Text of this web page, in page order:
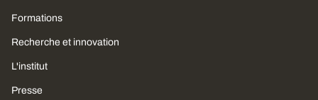
Formations
Recherche et innovation
L'institut
Presse